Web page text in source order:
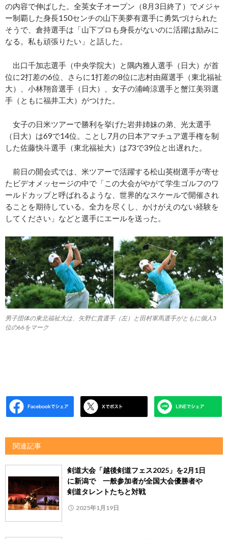
の内容で伸ばした。全英女子オープン（8月3日終了）でメジャ
ー制覇した身長150センチの山下美夢有選手に勇気づけられた
そうで、倉持選手は「山下プロも身長がないのに活躍は励みに
なる。私も頑張りたい」と話した。
出口千加志選手（中央学院大）と隅内雅人選手（日大）が首
位に2打差の6位、さらに1打差の8位に志村由羅選手（東北福祉
大）、小林翔音選手（日大）、女子の浦崎涼選手と蟹江美羽選
手（ともに福井工大）がつけた。
女子の日米ツアーで勝利を挙げた岩井姉妹の弟、光太選手
（日大）は69で14位。ことし7月の日本アマチュア選手権を制
した佐藤快斗選手（東北福祉大）は73で39位と出遅れた。
前日の開会式では、米ツアーで活躍する松山英樹選手が寄せ
たビデオメッセージの中で「この大会がやがて学生ゴルフのワ
ールドカップと呼ばれるような、世界的なスケールで開催され
ることを期待している。全力を尽くし、かけがえのない経験を
してください」などと選手にエールを送った。
男子団体の東北福祉大は、矢野仁貴選手（左）と田村軍馬選手がともに個人3
位の66をマーク
関連記事
剣道大会「越後剣道フェス2025」を2月1日
に新潟で 一般参加者が全国大会優勝者や
剣道タレントたちと対戦
2025年1月19日